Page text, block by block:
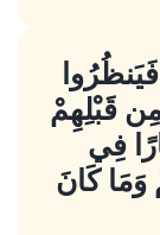
قَبْلِهِمْ
فِي
وَمَا كَانَ